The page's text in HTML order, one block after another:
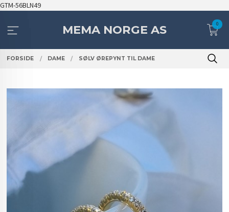
GTM-56BLN49Gå
innholdetMEMA NORGE AS 0
FORSIDE DAME SØLV ØREPYNT TIL DAME